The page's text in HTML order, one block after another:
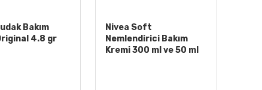
Bakım
4.8 gr
Nivea Soft
Nemlendirici Bakım
Kremi 300 ml ve 50 ml